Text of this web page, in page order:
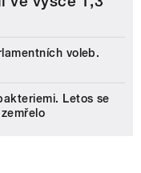
voleb.
Letos se